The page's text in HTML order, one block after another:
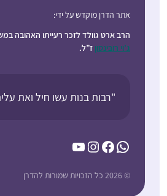
אתר הדרן מוקדש על ידי:
הרב ארט גוולד לזכר רעייתו האהובה
ג’וי רובינסון ז”ל.
"רבות בנות עשו חיל ואת
WhatsApp
Facebook
Instagram
YouTube
© 2026 כל הזכויות שמורות להדרן